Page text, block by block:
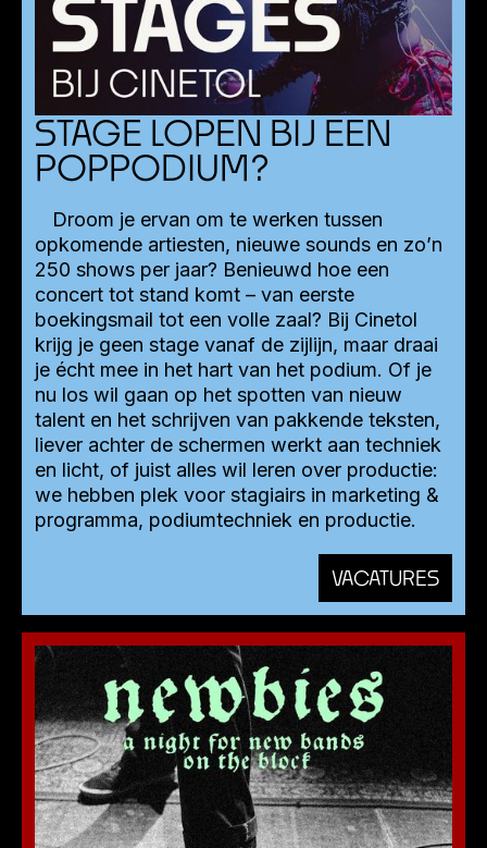
STAGE LOPEN BIJ EEN
POPPODIUM?
Droom je ervan om te werken tussen
opkomende artiesten, nieuwe sounds en zo’n
250 shows per jaar? Benieuwd hoe een
concert tot stand komt – van eerste
boekingsmail tot een volle zaal? Bij Cinetol
krijg je geen stage vanaf de zijlijn, maar draai
je écht mee in het hart van het podium. Of je
nu los wil gaan op het spotten van nieuw
talent en het schrijven van pakkende teksten,
liever achter de schermen werkt aan techniek
en licht, of juist alles wil leren over productie:
we hebben plek voor stagiairs in marketing &
programma, podiumtechniek en productie.
VACATURES